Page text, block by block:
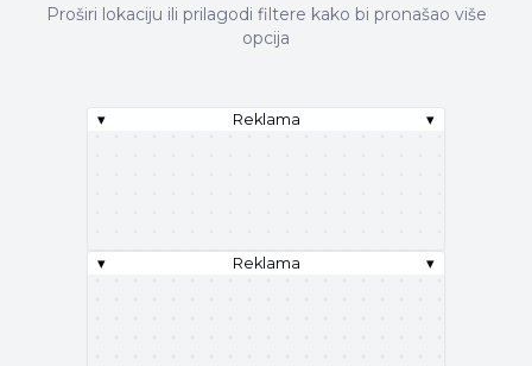
Proširi lokaciju ili prilagodi filtere kako bi pronašao više
opcija
▾ Reklama ▾
▾ Reklama ▾